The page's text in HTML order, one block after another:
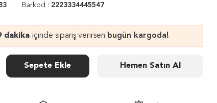
Barkod : 2223334445547
dakika içinde sipariş verirsen bugün kargoda!
Sepete Ekle Hemen Satın Al